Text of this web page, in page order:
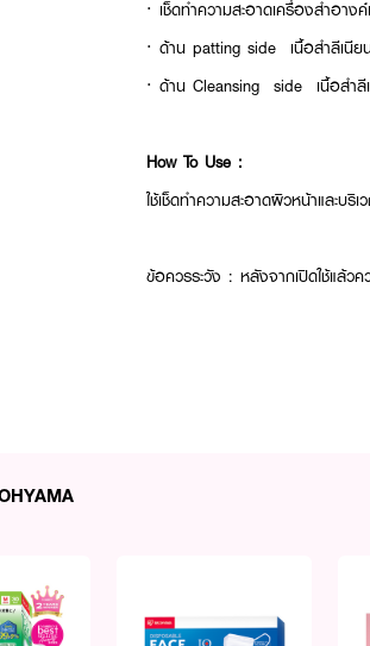
· เช็ดทำความสะอาดเครื่องสำอา
· ด้าน patting side เนื้อสำลีเนี
· ด้าน Cleansing side เนื้อสำลี
How To Use :
ใช้เช็ดทำความสะอาดผิวหน้าและบ
ข้อควรระวัง : หลังจากเปิดใช้แล้